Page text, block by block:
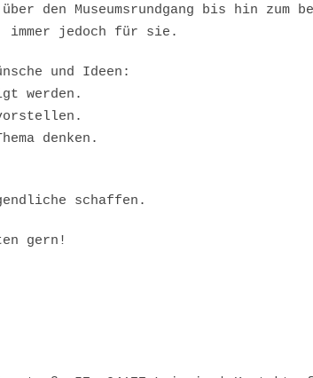
den Museumsrundgang bis hin
immer jedoch für sie.
und Ideen:
werden.
denken.
schaffen.
gern!